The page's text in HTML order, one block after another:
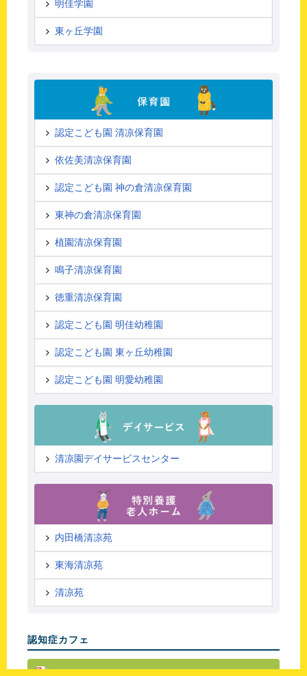
明佳学園
東ヶ丘学園
認定こども園 清凉保育園
依佐美清凉保育園
認定こども園 神の倉清凉保育園
東神の倉清凉保育園
植園清凉保育園
鳴子清凉保育園
徳重清凉保育園
認定こども園 明佳幼稚園
認定こども園 東ヶ丘幼稚園
認定こども園 明愛幼稚園
清凉園デイサービスセンター
内田橋清凉苑
東海清凉苑
清凉苑
認知症カフェ